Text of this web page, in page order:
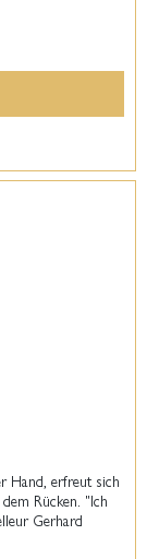
Hand, erfreut sich
Rücken. "Ich
Gerhard